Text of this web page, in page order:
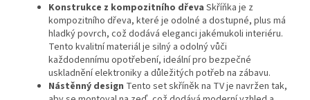
Konstrukce z kompozitního dřeva Skříňka je z
kompozitního dřeva, které je odolné a dostupné, plus má
hladký povrch, což dodává eleganci jakémukoli interiéru.
Tento kvalitní materiál je silný a odolný vůči
každodennímu opotřebení, ideální pro bezpečné
uskladnění elektroniky a důležitých potřeb na zábavu.
Nástěnný design Tento set skříněk na TV je navržen tak,